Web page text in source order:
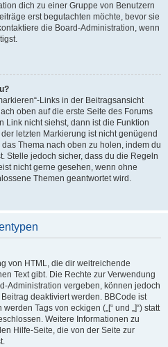
dich zu einer Gruppe von Benutzern
erst begutachten möchte, bevor sie
die Board-Administration, wenn
Links in der Beitragsansicht
oben auf die erste Seite des Forums
Link nicht siehst, dann ist die Funktion
letzten Markierung ist nicht genügend
Thema nach oben zu holen, indem du
Stelle jedoch sicher, dass du die Regeln
nicht gerne gesehen, wenn ohne
Themen geantwortet wird.
von HTML, die dir weitreichende
Text gibt. Die Rechte zur Verwendung
Administration vergeben, können jedoch
deaktiviert werden. BBCode ist
Tags von eckigen („[“ und „]“) statt
Weitere Informationen zu
Hilfe-Seite, die von der Seite zur